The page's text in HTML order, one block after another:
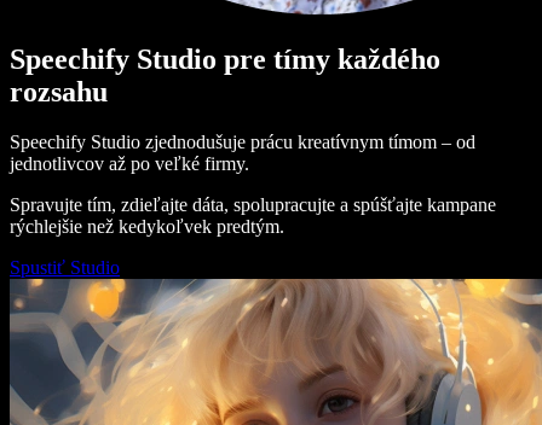
Speechify Studio pre tímy každého
rozsahu
Speechify Studio zjednodušuje prácu kreatívnym tímom – od
jednotlivcov až po veľké firmy.
Spravujte tím, zdieľajte dáta, spolupracujte a spúšťajte kampane
rýchlejšie než kedykoľvek predtým.
Spustiť Studio